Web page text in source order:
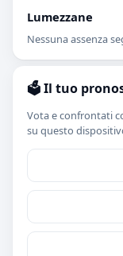
Lumezzane
Nessuna assenza
🗳️ Il tuo
Vota e confrontati
su questo